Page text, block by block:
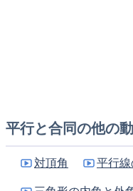
う
平行と合同の他の
対頂角 平行